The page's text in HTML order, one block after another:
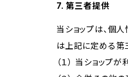
7. 第三者提供
当ショップは、個
は上記に定める第
（１） 当ショッ